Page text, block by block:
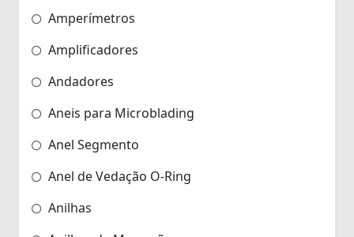
Amperímetros
Amplificadores
Andadores
Aneis para Microblading
Anel Segmento
Anel de Vedação O-Ring
Anilhas